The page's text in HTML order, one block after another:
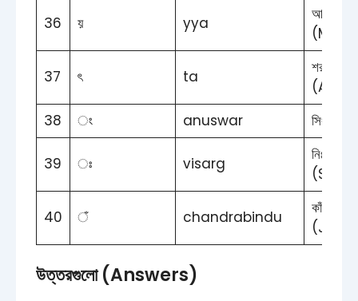
36 য় yya
আয়না
37 ৎ ta
শরৎ
38
ং anuswar সিংহ
39 ঃ visarg
নিঃশব্দ
40 ঁ chandrabindu
কাঁঠাল
উত্তরগুলো (Answers)